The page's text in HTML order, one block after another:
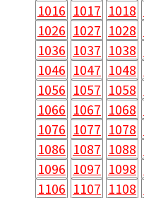
1016 1017 1018
1026 1027 1028
1036 1037 1038
1046 1047 1048
1056 1057 1058
1066 1067 1068
1076 1077 1078
1086 1087 1088
1096 1097 1098
1106 1107 1108